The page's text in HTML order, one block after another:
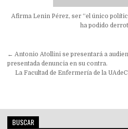
Afirma Lenin Pérez, ser “el único
ha podido
Navegación
de
entradas
← Antonio Atollini se presentará a
presentada denuncia en su contra.
La Facultad de Enfermería de la
BUSCAR